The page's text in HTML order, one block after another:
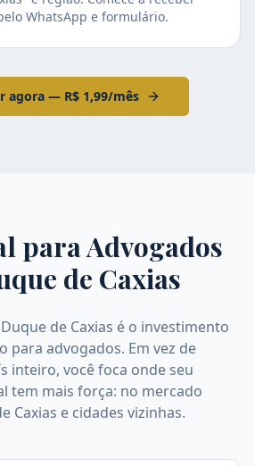
WhatsApp e formulário.
agora — R$ 1,99/mês
para Advogados
de Caxias
de Caxias é o investimento
para advogados. Em vez de
inteiro, você foca onde seu
tem mais força: no mercado
Caxias e cidades vizinhas.